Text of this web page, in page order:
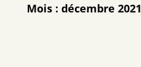
Mois : décembre 2021